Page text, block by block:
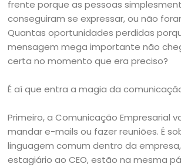
frente porque as pessoas
conseguiram se expressar, ou não
Quantas oportunidades perdidas
mensagem mega importante não
certa no momento que era preciso?
É aí que entra a magia da
Primeiro, a Comunicação Empresarial
mandar e-mails ou fazer reuniões. É
linguagem comum dentro da
estagiário ao CEO, estão na mesma